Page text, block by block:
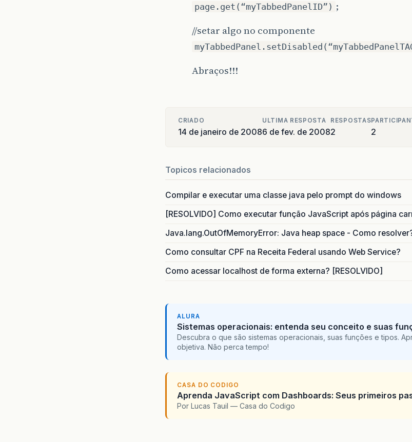
page.get(“myTabbedPanelID”) ;
//setar algo no componente
Abraços!!!
CRIADO
14 de janeiro de 2008
ULTIMA RESPOSTA
6 de fev. de 2008
RESPOSTAS
2 2
Topicos relacionados
Compilar e executar uma classe java pelo prompt do windows
[RESOLVIDO] Como executar função JavaScript após página
Java.lang.OutOfMemoryError: Java heap space - Como
Como consultar CPF na Receita Federal usando Web Service?
Como acessar localhost de forma externa? [RESOLVIDO]
ALURA
Sistemas operacionais: entenda seu conceito e suas
Descubra o que são sistemas operacionais, suas funções e tipos.
objetiva. Não perca tempo!
CASA DO CODIGO
Aprenda JavaScript com Dashboards: Seus primeiros
Por Lucas Tauil — Casa do Codigo